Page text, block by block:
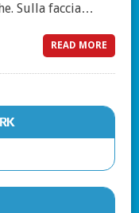
Sulla faccia…
READ MORE